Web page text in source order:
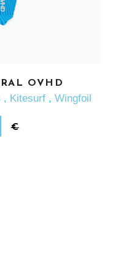
PLUS
OVHD
, Kitesurf , Wingfoil
€